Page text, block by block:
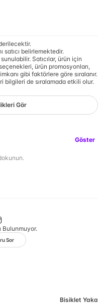
satıcı belirlemektedir.
Satıcılar, ürün için
ürün promosyonları,
gibi faktörlere göre sıralanır.
bilgileri de sıralamada etkili olur.
Gör
Göster
Bulunmuyor.
Sor
Bisiklet Yaka